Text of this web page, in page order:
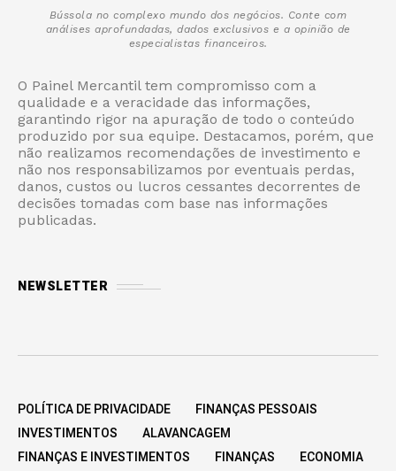
Bússola no complexo mundo dos negócios. Conte com
análises aprofundadas, dados exclusivos e a opinião de
especialistas financeiros.
O Painel Mercantil tem compromisso com a
qualidade e a veracidade das informações,
garantindo rigor na apuração de todo o conteúdo
produzido por sua equipe. Destacamos, porém, que
não realizamos recomendações de investimento e
não nos responsabilizamos por eventuais perdas,
danos, custos ou lucros cessantes decorrentes de
decisões tomadas com base nas informações
publicadas.
NEWSLETTER
POLÍTICA DE PRIVACIDADE
FINANÇAS PESSOAIS
INVESTIMENTOS
ALAVANCAGEM
FINANÇAS E INVESTIMENTOS
FINANÇAS ECONOMIA